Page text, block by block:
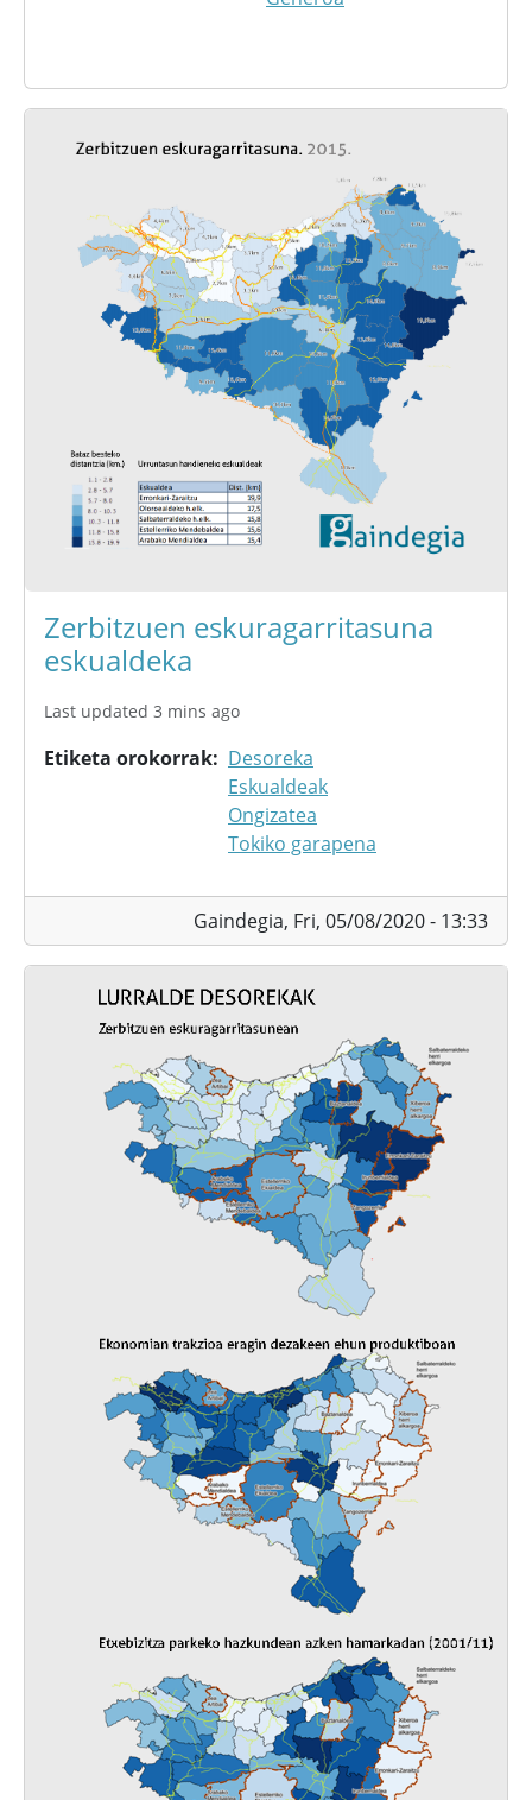
Zerbitzuen eskuragarritasuna
eskualdeka
Last updated 3 mins ago
Etiketa orokorrak
Desoreka
Eskualdeak
Ongizatea
Tokiko garapena
Gaindegia, Fri, 05/08/2020 - 13:33